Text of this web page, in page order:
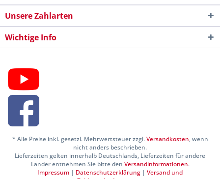
Unsere Zahlarten
Wichtige Info
* Alle Preise inkl. gesetzl. Mehrwertsteuer zzgl.Versandkosten, wenn
nicht anders beschrieben.
Lieferzeiten gelten innerhalb Deutschlands, Lieferzeiten für andere
Länder entnehmen Sie bitte den Versandinformationen.
Impressum | Datenschutzerklärung | Versand und